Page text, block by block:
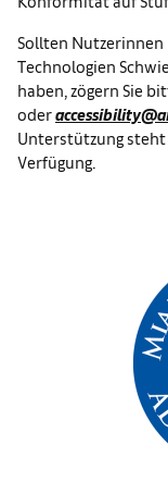
Sollten
Technologien
haben, zögern Sie
oder
Unterstützung steht
Verfügung.